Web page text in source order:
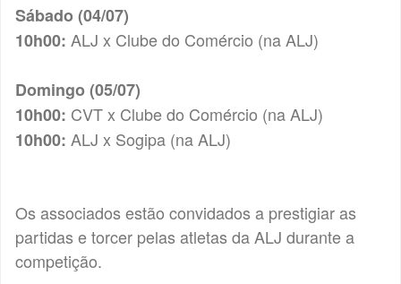
Sábado (04/07)
10h00: ALJ x Clube do Comércio (na ALJ)
Domingo (05/07)
10h00: CVT x Clube do Comércio (na ALJ)
10h00: ALJ x Sogipa (na ALJ)
Os associados estão convidados a prestigiar as
partidas e torcer pelas atletas da ALJ durante a
competição.